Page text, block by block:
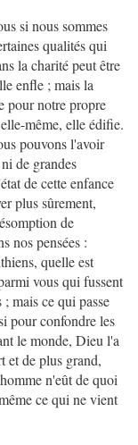
si nous sommes
qualités qui
la charité peut être
enfle ; mais la
pour notre propre
même, elle édifie.
pouvons l'avoir
de grandes
de cette enfance
plus sûrement,
de
nos pensées :
quelle est
vous qui fussent
mais ce qui passe
pour confondre les
le monde, Dieu l'a
et de plus grand,
n'eût de quoi
ce qui ne vient